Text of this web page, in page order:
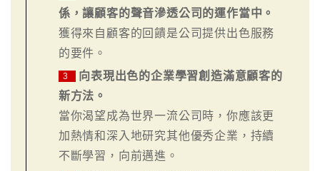
係，讓顧客的聲音滲透公司的運作當中。
獲得來自顧客的回饋是公司提供出色服務
的要件。
3
向表現出色的企業學習創造滿意顧客的
新方法。
當你渴望成為世界一流公司時，你應該更
加熱情和深入地研究其他優秀企業，持續
不斷學習，向前邁進。